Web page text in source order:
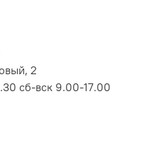
2
сб-вск 9.00-17.00